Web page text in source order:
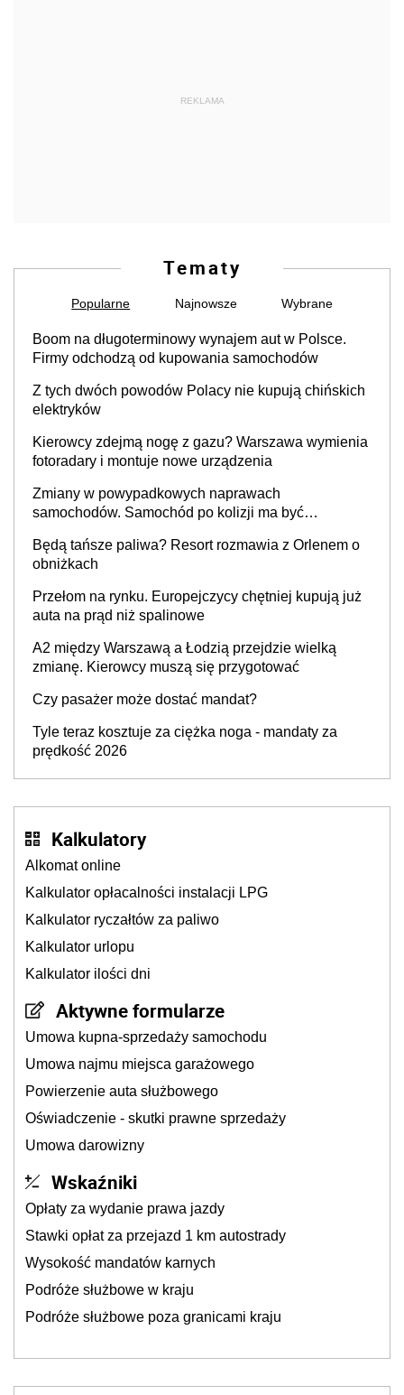
REKLAMA
Tematy
Popularne Najnowsze Wybrane
Boom na długoterminowy wynajem aut w Polsce.
Firmy odchodzą od kupowania samochodów
Z tych dwóch powodów Polacy nie kupują chińskich
elektryków
Kierowcy zdejmą nogę z gazu? Warszawa wymienia
fotoradary i montuje nowe urządzenia
Zmiany w powypadkowych naprawach
samochodów. Samochód po kolizji ma być
producenta
Będą tańsze paliwa? Resort rozmawia z Orlenem o
obniżkach
Przełom na rynku. Europejczycy chętniej kupują już
auta na prąd niż spalinowe
A2 między Warszawą a Łodzią przejdzie wielką
zmianę. Kierowcy muszą się przygotować
Czy pasażer może dostać mandat?
Tyle teraz kosztuje za ciężka noga - mandaty za
prędkość 2026
Kalkulatory
Alkomat online
Kalkulator opłacalności instalacji LPG
Kalkulator ryczałtów za paliwo
Kalkulator urlopu
Kalkulator ilości dni
Aktywne formularze
Umowa kupna-sprzedaży samochodu
Umowa najmu miejsca garażowego
Powierzenie auta służbowego
Oświadczenie - skutki prawne sprzedaży
Umowa darowizny
Wskaźniki
Opłaty za wydanie prawa jazdy
Stawki opłat za przejazd 1 km autostrady
Wysokość mandatów karnych
Podróże służbowe w kraju
Podróże służbowe poza granicami kraju